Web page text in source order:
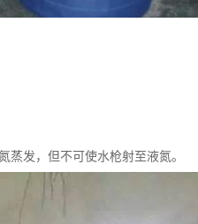
蒸发，但不可使水枪射至液氮。